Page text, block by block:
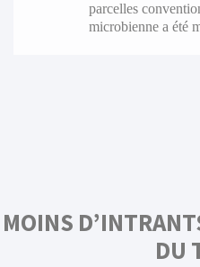
parcelles
microbienne a été
MOINS
DU